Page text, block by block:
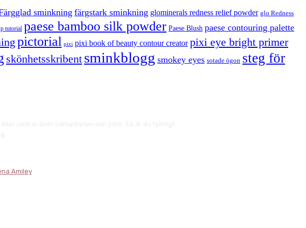
sminkning färgstark sminkning glominerals redness relief powder glo Redness
tutorial paese bamboo silk powder Paese Blush paese contouring palette
pictorial pixi pixi book of beauty contour creator pixi eye bright primer
skönhetsskribent sminkblogg smokey eyes sotade ögon steg för
Amiley